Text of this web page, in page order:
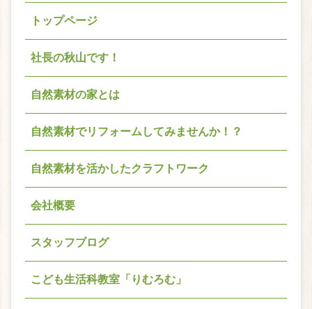
トップページ
社長の秋山です！
自然素材の家とは
自然素材でリフォームしてみませんか！？
自然素材を活かしたクラフトワーク
会社概要
スタッフブログ
こども生活科教室「りむろむ」